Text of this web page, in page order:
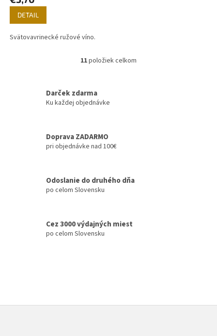
DETAIL
Svätovavrinecké ružové víno.
O
d
e
p
k
y
i
11položiek celkom
Darček zdarma
Ku každej objednávke
Doprava ZADARMO
pri objednávke nad 100€
Odoslanie do druhého dňa
po celom Slovensku
Cez 3000 výdajných miest
po celom Slovensku